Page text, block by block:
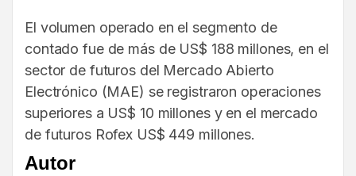
El volumen operado en el segmento de
contado fue de más de US$ 188 millones, en el
sector de futuros del Mercado Abierto
Electrónico (MAE) se registraron operaciones
superiores a US$ 10 millones y en el mercado
de futuros Rofex US$ 449 millones.
Autor